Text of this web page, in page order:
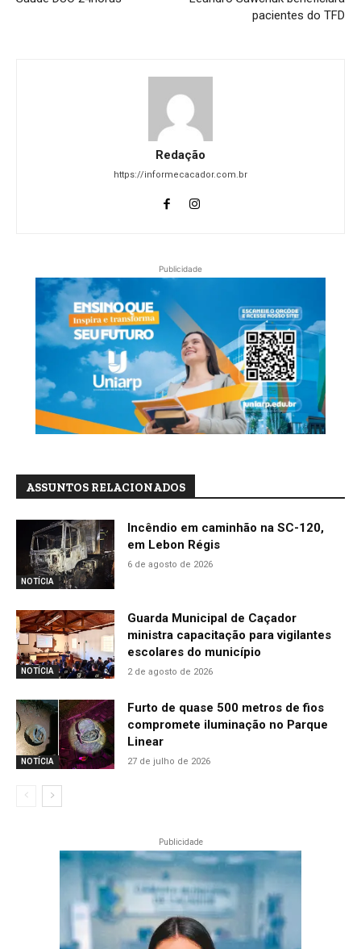
pacientes do TFD
Redação
https://informecacador.com.br
Publicidade
ASSUNTOS RELACIONADOS
NOTÍCIA
Incêndio em caminhão na SC-120,
em Lebon Régis
6 de agosto de 2026
NOTÍCIA
Guarda Municipal de Caçador
ministra capacitação para vigilantes
escolares do município
2 de agosto de 2026
NOTÍCIA
Furto de quase 500 metros de fios
compromete iluminação no Parque
Linear
27 de julho de 2026
Publicidade